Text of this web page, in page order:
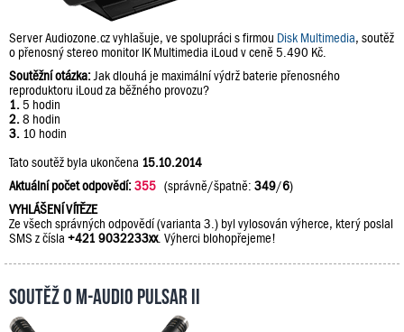
Server Audiozone.cz vyhlašuje, ve spolupráci s firmou Disk Multimedia, soutěž
o přenosný stereo monitor IK Multimedia iLoud v ceně 5.490 Kč.
Soutěžní otázka: Jak dlouhá je maximální výdrž baterie přenosného
reproduktoru iLoud za běžného provozu?
1. 5 hodin
2. 8 hodin
3. 10 hodin
Tato soutěž byla ukončena 15.10.2014
Aktuální počet odpovědí:355 (správně/špatně: 349/6)
VYHLÁŠENÍ VÍTĚZE
Ze všech správných odpovědí (varianta 3.) byl vylosován výherce, který poslal
SMS z čísla +421 9032233xx. Výherci blohopřejeme!
Soutěž o M-Audio PULSAR II